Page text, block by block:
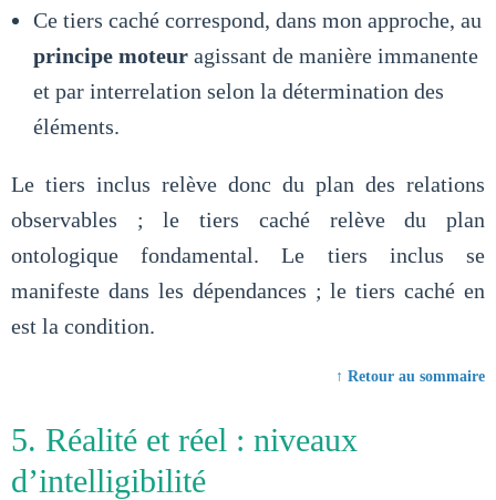
Ce tiers caché correspond, dans mon approche, au
principe moteur agissant de manière immanente
et par interrelation selon la détermination des
éléments.
Le tiers inclus relève donc du plan des relations
observables ; le tiers caché relève du plan
ontologique fondamental. Le tiers inclus se
manifeste dans les dépendances ; le tiers caché en
est la condition.
↑ Retour au sommaire
5. Réalité et réel : niveaux
d’intelligibilité